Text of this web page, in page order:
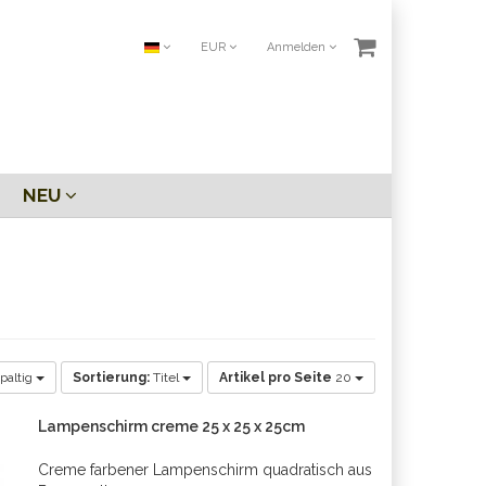
EUR Anmelden
NEU
Sortierung: Titel Artikel pro Seite 20
Lampenschirm creme 25 x 25 x 25cm
Creme farbener Lampenschirm quadratisch aus